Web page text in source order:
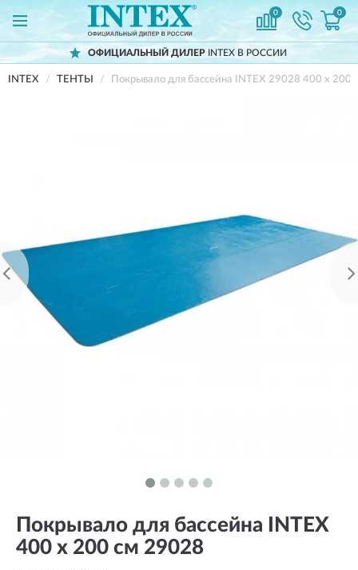
0 0
ОФИЦИАЛЬНЫЙ ДИЛЕР INTEX В РОССИИ
INTEX ТЕНТЫ Покрывало для бассейна INTEX 29028 400 х 200
Покрывало для бассейна INTEX
400 х 200 см 29028